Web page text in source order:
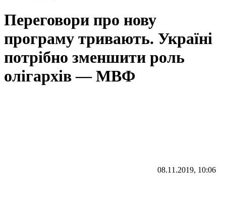
Переговори про нову
програму тривають. Україні
потрібно зменшити роль
олігархів — МВФ
08.11.2019, 10:06